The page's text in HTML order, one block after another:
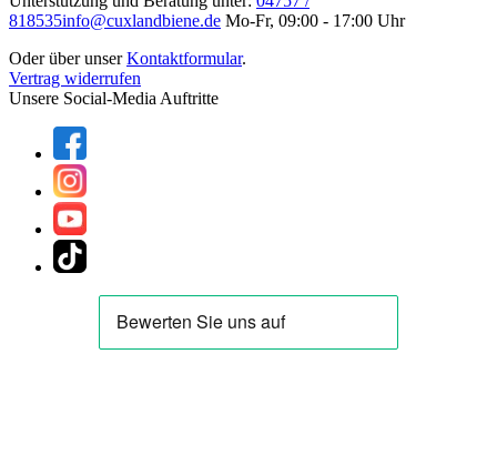
818535info@cuxlandbiene.de Mo-Fr, 09:00 - 17:00 Uhr
Oder über unserKontaktformular.
Vertrag widerrufen
Unsere Social-Media Auftritte